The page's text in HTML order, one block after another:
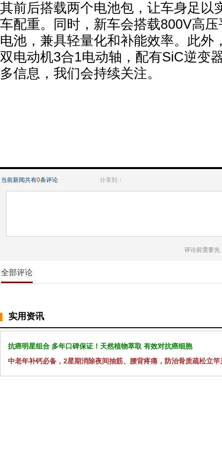
其前后搭载两个电池包，让车身足以
车配重。同时，新车会搭载800V高
电池，兼具轻量化和补能效率。此外
双电动机3合1电动轴，配有SiC逆变
多信息，我们会持续关注。
当前新闻共有0条评论 分享到：
评论前需要先
全部评论
实用资讯
抗癌明星组合 多年口碑保证！天然植物萃取 有效对抗癌细胞
中老年补钙必备，2星期消除夜间抽筋、腰背疼痛，防治骨质疏松立竿